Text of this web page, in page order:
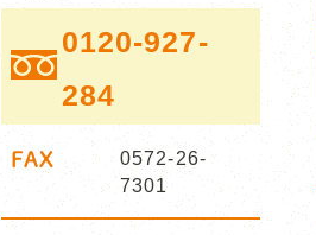
0120-927-
284
FAX
0572-26-
7301